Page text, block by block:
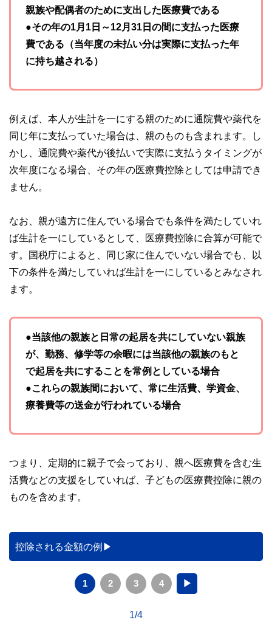
親族や配偶者のために支出した医療費である
●その年の1月1日～12月31日の間に支払った医療
費である（当年度の未払い分は実際に支払った年
に持ち越される）
例えば、本人が生計を一にする親のために通院費や薬代を
同じ年に支払っていた場合は、親のものも含まれます。し
かし、通院費や薬代が後払いで実際に支払うタイミングが
次年度になる場合、その年の医療費控除としては申請でき
ません。
なお、親が遠方に住んでいる場合でも条件を満たしていれ
ば生計を一にしているとして、医療費控除に合算が可能で
す。国税庁によると、同じ家に住んでいない場合でも、以
下の条件を満たしていれば生計を一にしているとみなされ
ます。
●当該他の親族と日常の起居を共にしていない親族
が、勤務、修学等の余暇には当該他の親族のもと
で起居を共にすることを常例としている場合
●これらの親族間において、常に生活費、学資金、
療養費等の送金が行われている場合
つまり、定期的に親子で会っており、親へ医療費を含む生
活費などの支援をしていれば、子どもの医療費控除に親の
ものを含めます。
控除される金額の例
1 2 3 4 ▶
1/4